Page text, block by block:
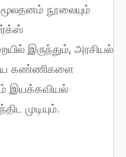
நூலையும்
இருந்தும், அரசியல்
கண்ணிகளை
இயக்கவியல்
முடியும்.